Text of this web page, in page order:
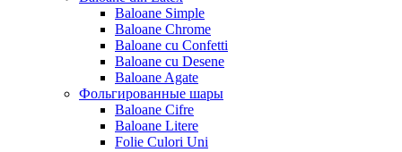
Baloane Simple
Baloane Chrome
Baloane cu Confetti
Baloane cu Desene
Baloane Agate
Фольгированные шары
Baloane Cifre
Baloane Litere
Folie Culori Uni